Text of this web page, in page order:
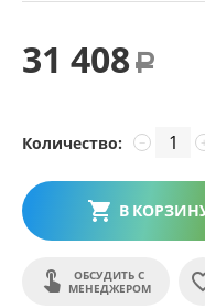
31 408 Р
Количество: +
−
В
ОБСУДИТЬ С
МЕНЕДЖЕРОМ